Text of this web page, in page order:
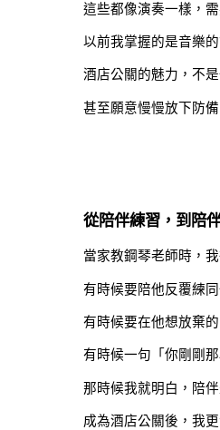
這些都像演奏一樣，
以前我掌握的是音樂
酒店公關的魅力，不
甚至願意慢慢放下防備
從陪伴練習，到陪
當家教鋼琴老師時，
有時候要陪他反覆練同
有時候要在他想放棄
有時候一句「你剛剛
那時候我就明白，陪
成為酒店公關後，我